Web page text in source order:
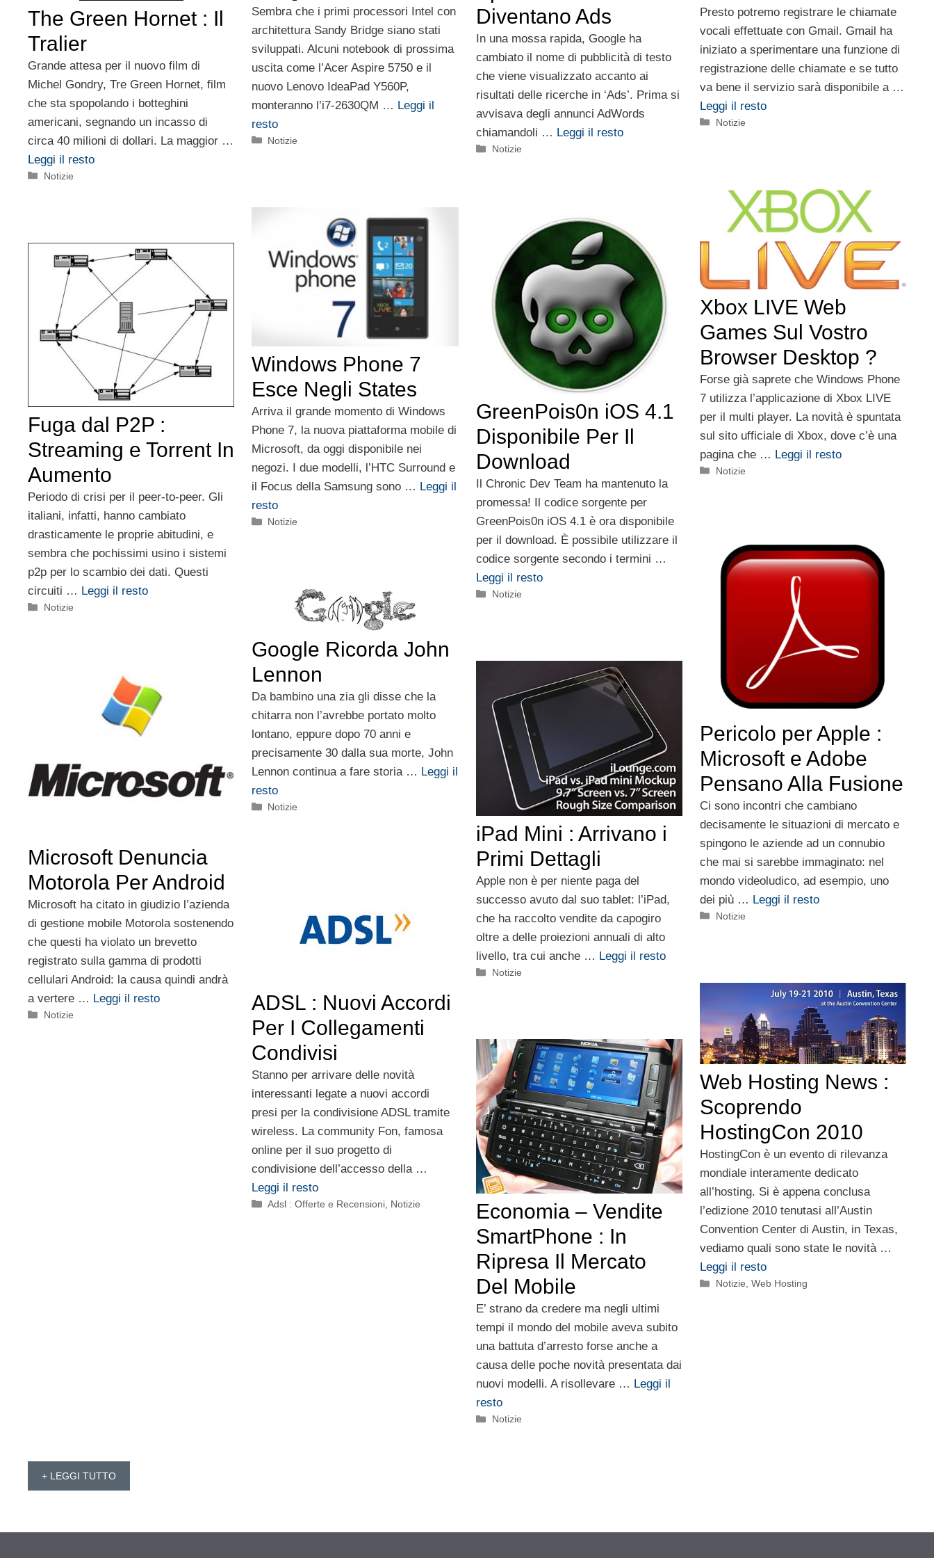
The Green Hornet : Il
Tralier
Grande attesa per il nuovo film di
Michel Gondry, Tre Green Hornet, film
che sta spopolando i botteghini
americani, segnando un incasso di
circa 40 milioni di dollari. La maggior …
Leggi il resto
Categorie
Notizie
Sembra che i primi processori Intel con
architettura Sandy Bridge siano stati
sviluppati. Alcuni notebook di prossima
uscita come l’Acer Aspire 5750 e il
nuovo Lenovo IdeaPad Y560P,
monteranno l’i7-2630QM … Leggi il
resto
Categorie
Notizie
Diventano Ads
In una mossa rapida, Google ha
cambiato il nome di pubblicità di testo
che viene visualizzato accanto ai
risultati delle ricerche in ‘Ads’. Prima si
avvisava degli annunci AdWords
chiamandoli … Leggi il resto
Categorie
Notizie
Presto potremo registrare le chiamate
vocali effettuate con Gmail. Gmail ha
iniziato a sperimentare una funzione di
registrazione delle chiamate e se tutto
va bene il servizio sarà disponibile a …
Leggi il resto
Categorie
Notizie
Xbox LIVE Web
Games Sul Vostro
Browser Desktop ?
Forse già saprete che Windows Phone
7 utilizza l’applicazione di Xbox LIVE
per il multi player. La novità è spuntata
sul sito ufficiale di Xbox, dove c’è una
pagina che … Leggi il resto
Categorie
Notizie
Windows Phone 7
Esce Negli States
Arriva il grande momento di Windows
Phone 7, la nuova piattaforma mobile di
Microsoft, da oggi disponibile nei
negozi. I due modelli, l’HTC Surround e
il Focus della Samsung sono … Leggi il
resto
Categorie
Notizie
GreenPois0n iOS 4.1
Disponibile Per Il
Download
Il Chronic Dev Team ha mantenuto la
promessa! Il codice sorgente per
GreenPois0n iOS 4.1 è ora disponibile
per il download. È possibile utilizzare il
codice sorgente secondo i termini …
Leggi il resto
Categorie
Notizie
Fuga dal P2P :
Streaming e Torrent In
Aumento
Periodo di crisi per il peer-to-peer. Gli
italiani, infatti, hanno cambiato
drasticamente le proprie abitudini, e
sembra che pochissimi usino i sistemi
p2p per lo scambio dei dati. Questi
circuiti … Leggi il resto
Categorie
Notizie
Pericolo per Apple :
Microsoft e Adobe
Pensano Alla Fusione
Ci sono incontri che cambiano
decisamente le situazioni di mercato e
spingono le aziende ad un connubio
che mai si sarebbe immaginato: nel
mondo videoludico, ad esempio, uno
dei più … Leggi il resto
Categorie
Notizie
Google Ricorda John
Lennon
Da bambino una zia gli disse che la
chitarra non l’avrebbe portato molto
lontano, eppure dopo 70 anni e
precisamente 30 dalla sua morte, John
Lennon continua a fare storia … Leggi il
resto
Categorie
Notizie
iPad Mini : Arrivano i
Primi Dettagli
Apple non è per niente paga del
successo avuto dal suo tablet: l’iPad,
che ha raccolto vendite da capogiro
oltre a delle proiezioni annuali di alto
livello, tra cui anche … Leggi il resto
Categorie
Notizie
Microsoft Denuncia
Motorola Per Android
Microsoft ha citato in giudizio l’azienda
di gestione mobile Motorola sostenendo
che questi ha violato un brevetto
registrato sulla gamma di prodotti
cellulari Android: la causa quindi andrà
a vertere … Leggi il resto
Categorie
Notizie
ADSL : Nuovi Accordi
Per I Collegamenti
Condivisi
Stanno per arrivare delle novità
interessanti legate a nuovi accordi
presi per la condivisione ADSL tramite
wireless. La community Fon, famosa
online per il suo progetto di
condivisione dell’accesso della …
Leggi il resto
Categorie
Adsl : Offerte e Recensioni Notizie
Web Hosting News :
Scoprendo
HostingCon 2010
HostingCon è un evento di rilevanza
mondiale interamente dedicato
all’hosting. Si è appena conclusa
l’edizione 2010 tenutasi all’Austin
Convention Center di Austin, in Texas,
vediamo quali sono state le novità …
Leggi il resto
Categorie
Notizie, Web Hosting
Economia – Vendite
SmartPhone : In
Ripresa Il Mercato
Del Mobile
E’ strano da credere ma negli ultimi
tempi il mondo del mobile aveva subito
una battuta d’arresto forse anche a
causa delle poche novità presentata dai
nuovi modelli. A risollevare … Leggi il
resto
Categorie
Notizie
+ LEGGI TUTTO